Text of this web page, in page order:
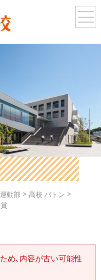
運動部 > 高校 バトン >
め､内容が古い可能性